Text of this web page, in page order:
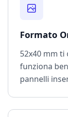
Formato
52x40 mm
funziona
pannelli